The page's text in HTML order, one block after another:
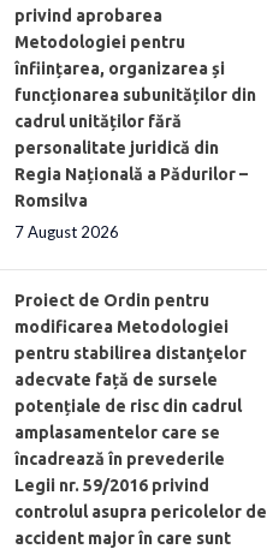
privind aprobarea
Metodologiei pentru
înființarea, organizarea și
funcționarea subunităților din
cadrul unităților fără
personalitate juridică din
Regia Națională a Pădurilor –
Romsilva
7 August 2026
Proiect de Ordin pentru
modificarea Metodologiei
pentru stabilirea distanţelor
adecvate față de sursele
potențiale de risc din cadrul
amplasamentelor care se
încadrează în prevederile
Legii nr. 59/2016 privind
controlul asupra pericolelor de
accident major în care sunt